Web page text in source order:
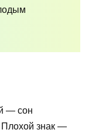
— сон
Плохой знак —